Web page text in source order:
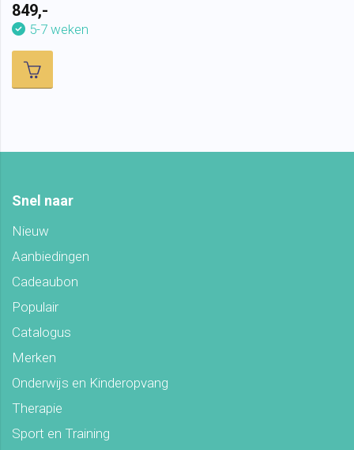
849,-
5-7 weken
Snel naar
Nieuw
Aanbiedingen
Cadeaubon
Populair
Catalogus
Merken
Onderwijs en Kinderopvang
Therapie
Sport en Training